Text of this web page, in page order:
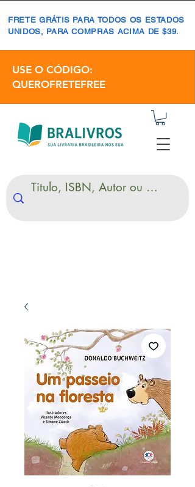
FRETE GRÁTIS PARA TODOS OS ESTADOS
UNIDOS, PARA COMPRAS ACIMA DE $39.
USE O CÓDIGO:
QUEROFRETEFREE